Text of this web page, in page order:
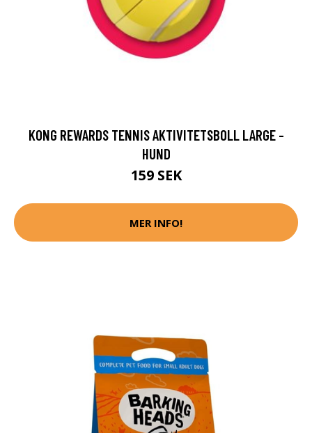
KONG REWARDS TENNIS AKTIVITETSBOLL LARGE -
HUND
159 SEK
MER INFO!